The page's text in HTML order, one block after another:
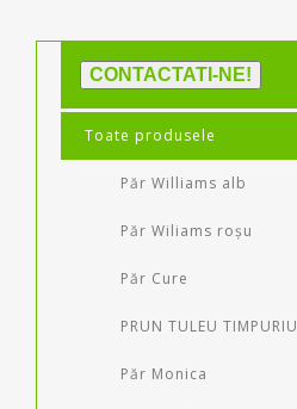
CONTACTATI-NE!
Toate produsele
Păr Williams alb
Păr Wiliams roșu
Păr Cure
PRUN TULEU TIMPURIU
Păr Monica